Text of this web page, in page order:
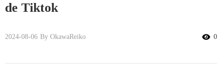
de Tiktok
2024-08-06 By OkawaReiko 0